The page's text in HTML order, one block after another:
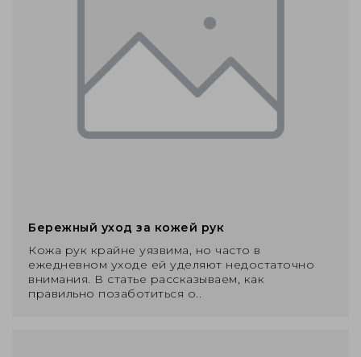
Бережный уход за кожей рук
Кожа рук крайне уязвима, но часто в
ежедневном уходе ей уделяют недостаточно
внимания. В статье рассказываем, как
правильно позаботиться о..